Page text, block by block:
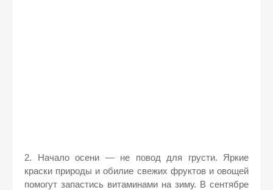
2. Начало осени — не повод для грусти. Яркие
краски природы и обилие свежих фруктов и овощей
помогут запастись витаминами на зиму. В сентябре